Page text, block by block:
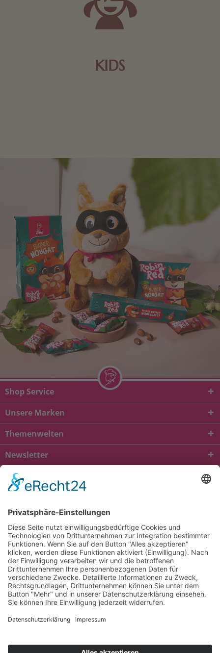
KIDS
Shop Service
Unsere Marken
Themenwelten
Newsletter
* Alle Preise inkl. gesetzl. Mehrwertsteuer zzgl.
und ggf.
Nachnahmegebühren, wenn nicht anders beschrieben
viba.de
4.90von5.00bei1684
Kontakt Versandkosten und Lieferung
Zahlungsarten
FAQ – Häufig gestellte Fragen
Mein Konto
Allgemeine Geschäftsbedingungen
Datenschutz
Impressum
Barrierefreiheit
Cookie-Einstellungen
Widerrufsbelehrung
Vertrag widerrufen